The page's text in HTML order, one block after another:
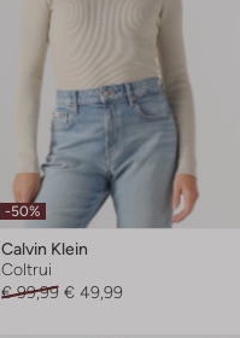
-50%
Calvin Klein
Coltrui
€ 99,99 € 49,99